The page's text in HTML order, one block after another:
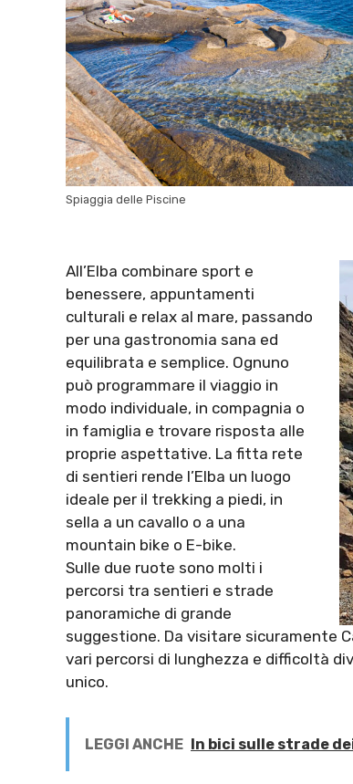
Spiaggia delle Piscine
All’Elba combinare sport e
benessere, appuntamenti
culturali e relax al mare, passando
per una gastronomia sana ed
equilibrata e semplice. Ognuno
può programmare il viaggio in
modo individuale, in compagnia o
in famiglia e trovare risposta alle
proprie aspettative. La fitta rete
di sentieri rende l’Elba un luogo
ideale per il trekking a piedi, in
sella a un cavallo o a una
mountain bike o E-bike.
Sulle due ruote sono molti i
percorsi tra sentieri e strade
panoramiche di grande
suggestione. Da visitare sicuramente
vari percorsi di lunghezza e difficoltà
unico.
LEGGI ANCHE In bici sulle strade